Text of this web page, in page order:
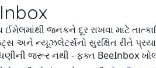
ઈમેલમાંથી જનકને દૂર રાખવા માટે
અને ન્યૂઝલેટર્સનો સુરક્ષિત રીતે
જરૂર નથી - ફક્ત BeeInbox